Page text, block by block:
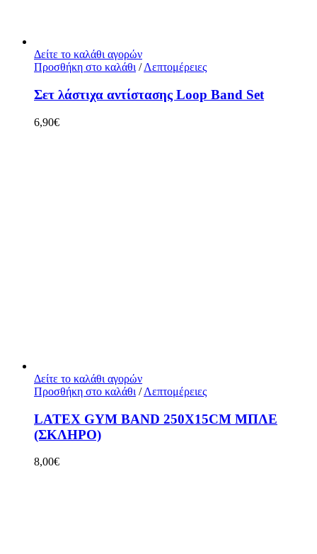
Δείτε το καλάθι αγορών
Προσθήκη στο καλάθι / Λεπτομέρειες
Σετ λάστιχα αντίστασης Loop Βand Set
6,90€
Δείτε το καλάθι αγορών
Προσθήκη στο καλάθι / Λεπτομέρειες
LATEX GYM BAND 250X15CM ΜΠΛΕ
(ΣΚΛΗΡΟ)
8,00€